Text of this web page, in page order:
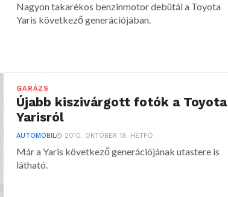
Nagyon takarékos benzinmotor debütál a Toyota
Yaris következő generációjában.
GARÁZS
Újabb kiszivárgott fotók a Toyota
Yarisról
AUTOMOBIL 2010. OKTÓBER 18. HÉTFŐ
Már a Yaris következő generációjának utastere is
látható.